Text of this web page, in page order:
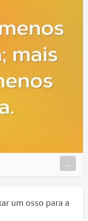
...
um osso para a